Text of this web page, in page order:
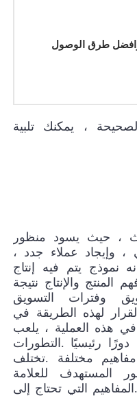
طرق الوصول
، يمكنك تلبية
، حيث يسود منظور
، وإيجاد عملاء جدد ،
نموذج يتم فيه إنتاج
المنتج والإنتاج نتيجة
وفترات التسويق
لهذه الطريقة في
في هذه العملية ، يلعب
دورًا رئيسيًا .التطورات
مختلفة .تختلف
المستهدف للعلامة
.المفاهيم التي تحتاج إلى